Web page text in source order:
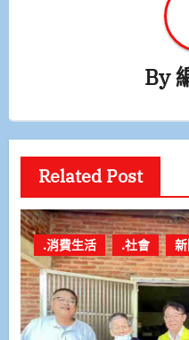
By
Related Post
.消費生活 .社會